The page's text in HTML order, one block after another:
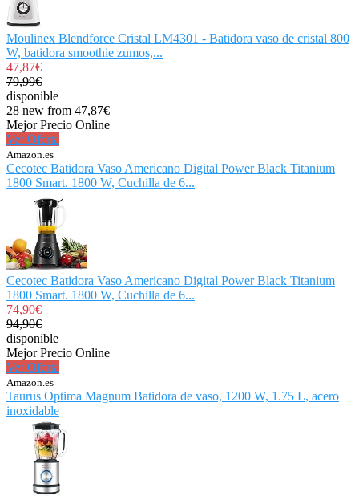
Moulinex Blendforce Cristal LM4301 - Batidora vaso de cristal 800
W, batidora smoothie zumos,...
47,87€
79,99€
disponible
28 new from 47,87€
Mejor Precio Online
Ver Oferta
Amazon.es
Cecotec Batidora Vaso Americano Digital Power Black Titanium
1800 Smart. 1800 W, Cuchilla de 6...
Cecotec Batidora Vaso Americano Digital Power Black Titanium
1800 Smart. 1800 W, Cuchilla de 6...
74,90€
94,90€
disponible
Mejor Precio Online
Ver Oferta
Amazon.es
Taurus Optima Magnum Batidora de vaso, 1200 W, 1.75 L, acero
inoxidable